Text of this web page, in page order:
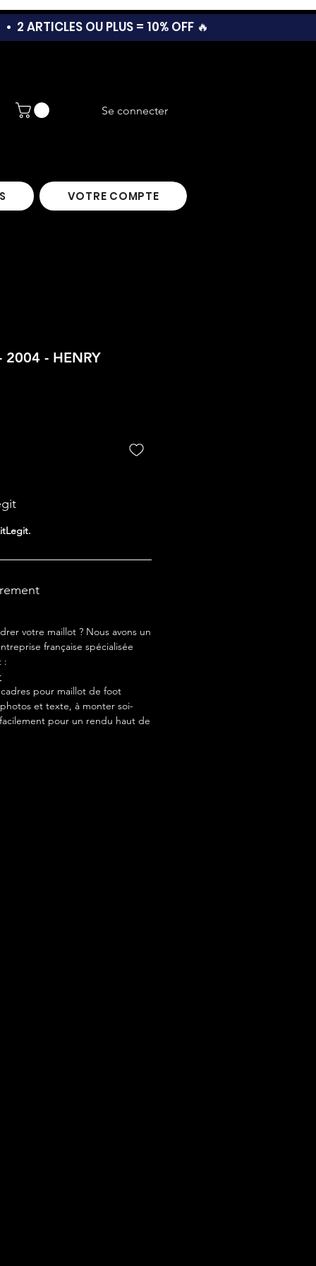
• 2 ARTICLES OU PLUS = 10% OFF 🔥
Se connecter
VOTRE COMPTE
2004 - HENRY
votre maillot ? Nous avons un
française spécialisée
:
pour maillot de foot
et texte, à monter soi-
pour un rendu haut de